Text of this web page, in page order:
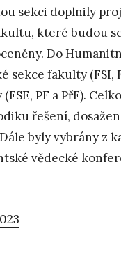
sekci doplnily
které budou
Do
sekce fakulty (FSI,
PF a PřF).
řešení,
byly vybrány z
vědecké